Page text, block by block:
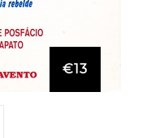
€13